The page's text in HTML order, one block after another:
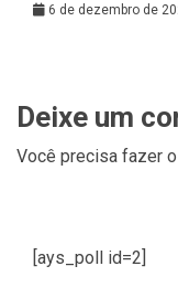
6 de dezembro de
Deixe um
Você precisa fazer o
[ays_poll id=2]